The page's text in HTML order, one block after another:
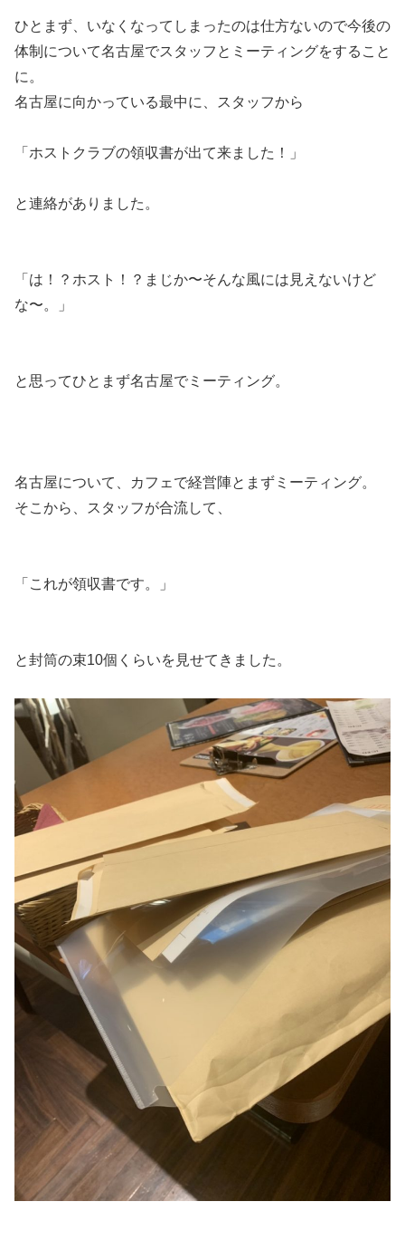
ひとまず、いなくなってしまったのは仕方ないので今後の
体制について名古屋でスタッフとミーティングをすること
に。
名古屋に向かっている最中に、スタッフから
「ホストクラブの領収書が出て来ました！」
と連絡がありました。
「は！？ホスト！？まじか〜そんな風には見えないけど
な〜。」
と思ってひとまず名古屋でミーティング。
名古屋について、カフェで経営陣とまずミーティング。
そこから、スタッフが合流して、
「これが領収書です。」
と封筒の束10個くらいを見せてきました。